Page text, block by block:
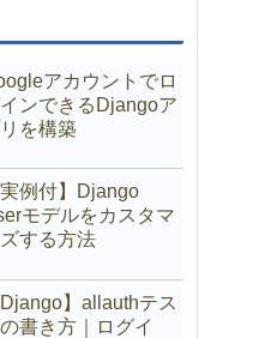
アカウントでロ
ンできるDjangoア
を構築
実例付】Django
モデルをカスタマ
する方法
Django】allauthテス
の書き方｜ログイ